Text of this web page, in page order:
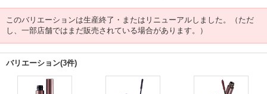
このバリエーションは生産終了・またはリニューアルしました。（ただ
し、一部店舗ではまだ販売されている場合があります。）
バリエーション(3件)